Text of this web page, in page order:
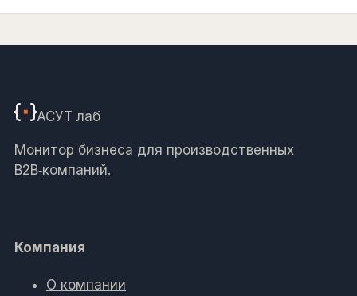
АСУТ лаб
Монитор бизнеса для производственных
B2B‑компаний.
Компания
О компании